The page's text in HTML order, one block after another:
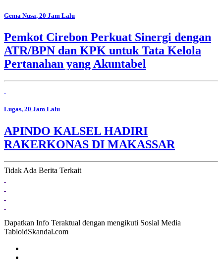
Gema Nusa, 20 Jam Lalu
Pemkot Cirebon Perkuat Sinergi dengan
ATR/BPN dan KPK untuk Tata Kelola
Pertanahan yang Akuntabel
Lugas, 20 Jam Lalu
APINDO KALSEL HADIRI
RAKERKONAS DI MAKASSAR
Tidak Ada Berita Terkait
Dapatkan Info Teraktual dengan mengikuti Sosial Media
TabloidSkandal.com